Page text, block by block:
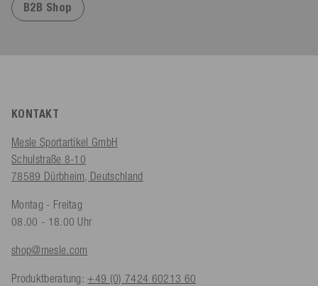
B2B Shop
KONTAKT
Mesle Sportartikel GmbH
Schulstraße 8-10
78589 Dürbheim, Deutschland
Montag - Freitag
08.00 - 18.00 Uhr
shop@mesle.com
Produktberatung: +49 (0) 7424 60213 60